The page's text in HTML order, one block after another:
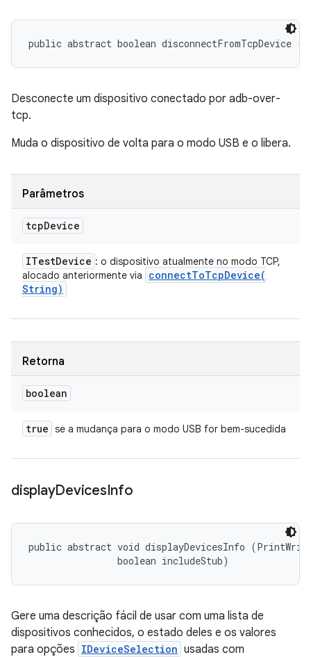
public abstract boolean disconnectFromTcpDevice (
Desconecte um dispositivo conectado por adb-over-
tcp.
Muda o dispositivo de volta para o modo USB e o libera.
Parâmetros
tcpDevice
ITestDevice : o dispositivo atualmente no modo TCP,
alocado anteriormente via
connectToTcpDevice(
String)
Retorna
boolean
true se a mudança para o modo USB for bem-sucedida
displayDevicesInfo
public abstract void displayDevicesInfo
                boolean includeStub)
Gere uma descrição fácil de usar com uma lista de
dispositivos conhecidos, o estado deles e os valores
para opções IDeviceSelection usadas com